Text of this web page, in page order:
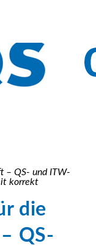
– QS- und ITW-
korrekt
die
QS-